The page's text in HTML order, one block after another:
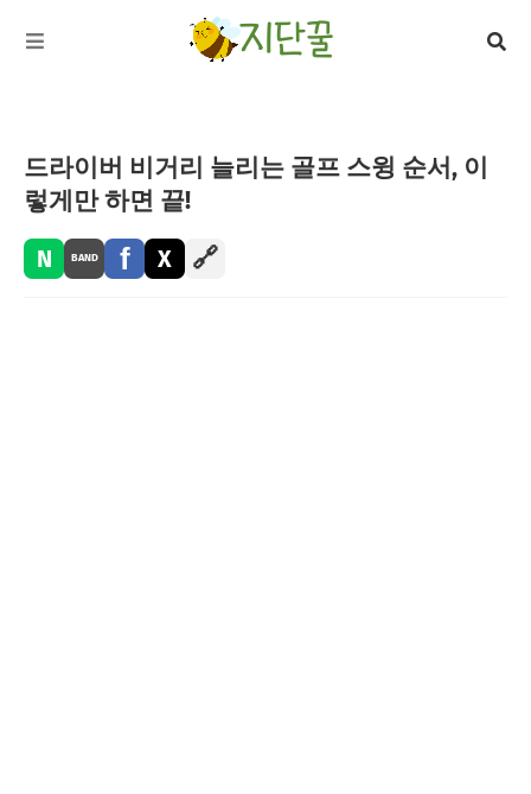
드라이버 비거리 늘리는 골프 스윙 순서, 이
렇게만 하면 끝!
N BAND f X 🔗